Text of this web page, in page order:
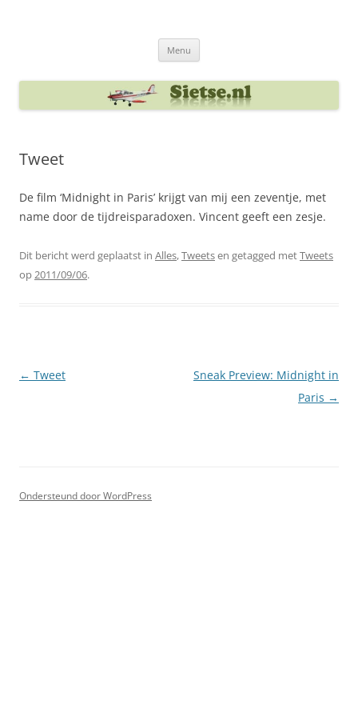
Menu
Tweet
De film ‘Midnight in Paris’ krijgt van mij een zeventje, met
name door de tijdreisparadoxen. Vincent geeft een zesje.
Dit bericht werd geplaatst in Alles,Tweetsen getagged metTweets
op2011/09/06.
Berichtnavigatie
← Tweet
Sneak Preview: Midnight in
Paris →
Ondersteund door WordPress